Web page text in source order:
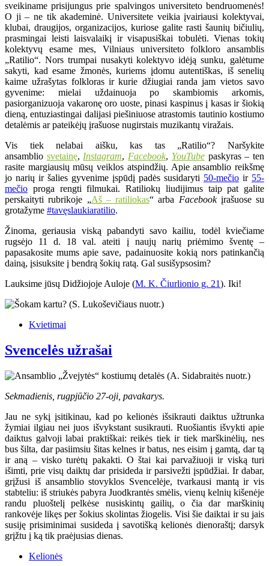
sveikiname prisijungus prie spalvingos universiteto bendruomenės!
O ji – ne tik akademinė. Universitete veikia įvairiausi kolektyvai,
klubai, draugijos, organizacijos, kuriose galite rasti šaunių bičiulių,
prasmingai leisti laisvalaikį ir visapusiškai tobulėti. Vienas tokių
kolektyvų esame mes, Vilniaus universiteto folkloro ansamblis
„Ratilio“. Nors trumpai nusakyti kolektyvo idėją sunku, galėtume
sakyti, kad esame žmonės, kuriems įdomu autentiškas, iš senelių
kaime užrašytas folkloras ir kurie džiugiai randa jam vietos savo
gyvenime: mielai uždainuoja po skambiomis arkomis,
pasiorganizuoja vakaronę oro uoste, pinasi kaspinus į kasas ir šiokią
dieną, entuziastingai dalijasi piešiniuose atrastomis tautinio kostiumo
detalėmis ar pateikėjų įrašuose nugirstais muzikantų viražais.
Vis tiek nelabai aišku, kas tas „Ratilio“? Naršykite
ansamblio svetainę, Instagram, Facebook, YouTubepaskyras – ten
rasite margiausių mūsų veiklos atspindžių. Apie ansamblio reikšmę
jo narių ir šalies gyvenime įspūdį padės susidaryti 50-mečio ir 55-
mečio proga rengti filmukai. Ratiliokų liudijimus taip pat galite
perskaityti rubrikoje „Aš – ratiliokas“ arba Facebookįrašuose su
grotažyme #tavęslaukiaratilio.
Žinoma, geriausia viską pabandyti savo kailiu, todėl kviečiame
rugsėjo 11 d. 18 val. ateiti į naujų narių priėmimo šventę –
papasakosite mums apie save, padainuosite kokią nors patinkančią
dainą, įsisuksite į bendrą šokių ratą. Gal susišypsosim?
Lauksime jūsų Didžiojoje Auloje (M. K. Čiurlionio g. 21). Iki!
Kvietimai
Svencelės užrašai
Sekmadienis, rugpjūčio 27-oji, pavakarys.
Jau ne sykį įsitikinau, kad po kelionės išsikrauti daiktus užtrunka
žymiai ilgiau nei juos išvykstant susikrauti. Ruošiantis išvykti apie
daiktus galvoji labai praktiškai: reikės tiek ir tiek marškinėlių, nes
bus šilta, dar pasiimsiu šitas kelnes ir batus, nes eisim į gamtą, dar tą
ir aną – visko turėtų pakakti. O štai kai parvažiuoji ir viską turi
išimti, prie visų daiktų dar prisideda ir parsivežti įspūdžiai. Ir dabar,
grįžusi iš ansamblio stovyklos Svencelėje, tvarkausi mantą ir vis
stabteliu: iš striukės pabyra Juodkrantės smėlis, vienų kelnių kišenėje
randu pluoštelį pelkėse nusiskintų gailių, o čia dar marškinių
rankovėje likęs per šokius skolintas žiogelis. Visi šie daiktai ir su jais
susiję prisiminimai susideda į savotišką kelionės dienoraštį; darsyk
grįžtu į ką tik praėjusias dienas.
Kelionės